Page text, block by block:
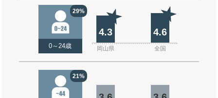
29%
0～24歳
4.3 4.6
岡山県 全国
21%